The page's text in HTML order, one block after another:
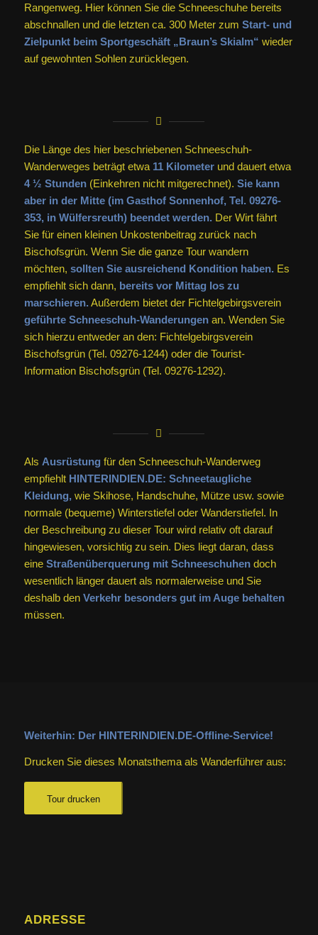
Rangenweg. Hier können Sie die Schneeschuhe bereits
abschnallen und die letzten ca. 300 Meter zum Start- und
Zielpunkt beim Sportgeschäft „Braun’s Skialm“ wieder
auf gewohnten Sohlen zurücklegen.
Die Länge des hier beschriebenen Schneeschuh-
Wanderweges beträgt etwa 11 Kilometerund dauert etwa
4 ½ Stunden(Einkehren nicht mitgerechnet). Sie kann
aber in der Mitte (im Gasthof Sonnenhof, Tel. 09276-
353, in Wülfersreuth) beendet werden. Der Wirt fährt
Sie für einen kleinen Unkostenbeitrag zurück nach
Bischofsgrün. Wenn Sie die ganze Tour wandern
möchten, sollten Sie ausreichend Kondition haben. Es
empfiehlt sich dann, bereits vor Mittag los zu
marschieren. Außerdem bietet der Fichtelgebirgsverein
geführte Schneeschuh-Wanderungenan. Wenden Sie
sich hierzu entweder an den: Fichtelgebirgsverein
Bischofsgrün (Tel. 09276-1244) oder die Tourist-
Information Bischofsgrün (Tel. 09276-1292).
Als Ausrüstung für den Schneeschuh-Wanderweg
empfiehlt HINTERINDIEN.DE: Schneetaugliche
Kleidung,wie Skihose, Handschuhe, Mütze usw. sowie
normale (bequeme) Winterstiefel oder Wanderstiefel. In
der Beschreibung zu dieser Tour wird relativ oft darauf
hingewiesen, vorsichtig zu sein. Dies liegt daran, dass
eine Straßenüberquerung mit Schneeschuhendoch
wesentlich länger dauert als normalerweise und Sie
deshalb den Verkehr besonders gut im Auge behalten
müssen.
Weiterhin: Der HINTERINDIEN.DE-Offline-Service!
Drucken Sie dieses Monatsthema als Wanderführer aus:
Tour drucken
ADRESSE